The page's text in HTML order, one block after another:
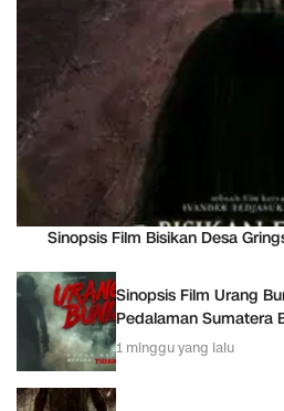
Sinopsis Film Bisikan Desa
Sinopsis Film Urang
Pedalaman Sumatera
1 minggu yang lalu